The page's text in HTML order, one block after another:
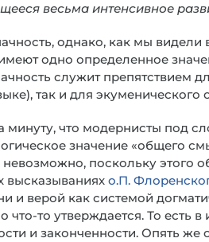
весьма интенсивное
однако, как мы
одно определенное
служит препятствием
так и для
минуту, что модернисты под
значение «общего
невозможно, поскольку этого
высказываниях о.П.
и верой как системой
что-то утверждается. То есть
и законченности. Опять же